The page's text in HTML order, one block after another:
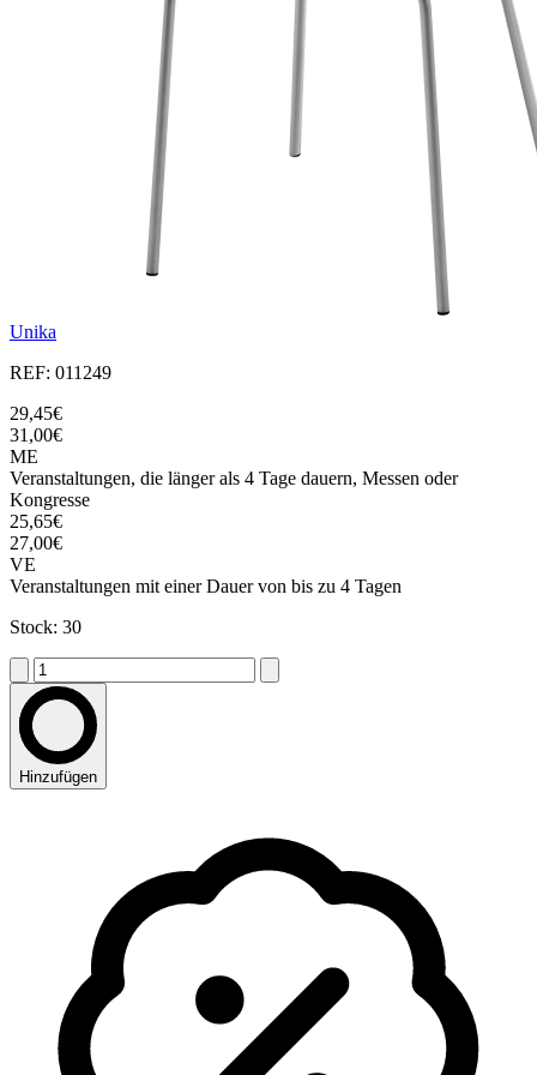
Unika
REF: 011249
29,45€
31,00€
ME
Veranstaltungen, die länger als 4 Tage dauern, Messen oder
Kongresse
25,65€
27,00€
VE
Veranstaltungen mit einer Dauer von bis zu 4 Tagen
Stock: 30
Hinzufügen